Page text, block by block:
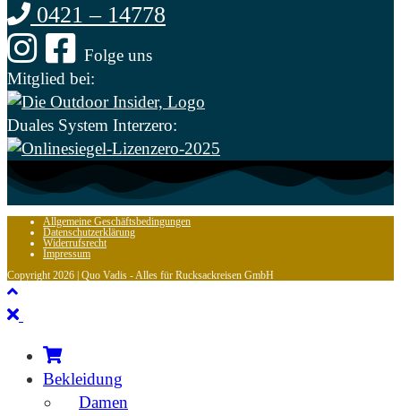
0421 – 14778
Folge uns
Mitglied bei:
Duales System Interzero:
Allgemeine Geschäftsbedingungen
Datenschutzerklärung
Widerrufsrecht
Impressum
Copyright 2026 | Quo Vadis - Alles für Rucksackreisen GmbH
Bekleidung
Damen